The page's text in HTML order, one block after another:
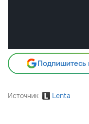
Подпишитесь
Источник Lenta